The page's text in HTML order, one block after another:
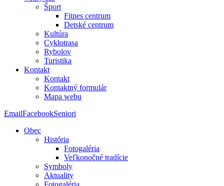
Šport
Fitnes centrum
Detské centrum
Kultúra
Cyklotrasa
Rybolov
Turistika
Kontakt
Kontakt
Kontaktný formulár
Mapa webu
EmailFacebookSeniori
Obec
História
Fotogaléria
Veľkonočné tradície
Symboly
Aktuality
Fotogaléria